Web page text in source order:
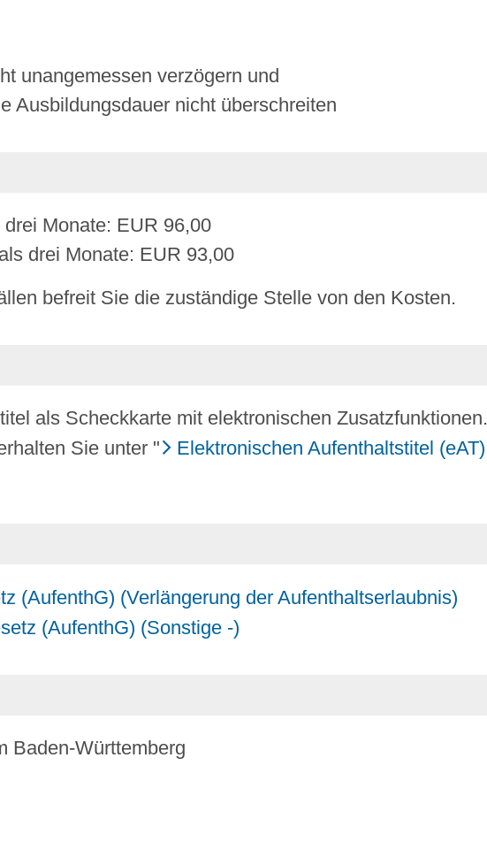
unangemessen verzögern und
Ausbildungsdauer nicht überschreiten
Monate: EUR 96,00
drei Monate: EUR 93,00
befreit Sie die zuständige Stelle von den Kosten.
als Scheckkarte mit elektronischen Zusatzfunktionen.
Sie unter "
Elektronischen Aufenthaltstitel (eAT)
(AufenthG) (Verlängerung der Aufenthaltserlaubnis)
(AufenthG) (Sonstige -)
Baden-Württemberg